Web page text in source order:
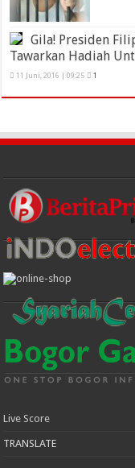
Gila! Presiden
Tawarkan Hadiah
11 Juni, 2016 | 09:25 1
Live Score
TRANSLATE